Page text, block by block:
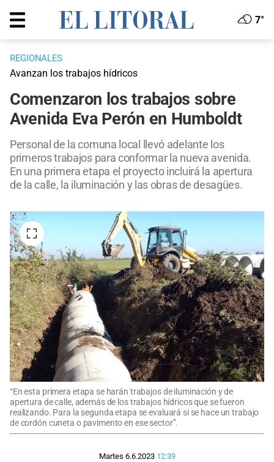
7°
REGIONALES
Avanzan los trabajos hídricos
Comenzaron los trabajos sobre
Avenida Eva Perón en Humboldt
Personal de la comuna local llevó adelante los
primeros trabajos para conformar la nueva avenida.
En una primera etapa el proyecto incluirá la apertura
de la calle, la iluminación y las obras de desagües.
“En esta primera etapa se harán trabajos de iluminación y de
apertura de calle, además de los trabajos hídricos que se fueron
realizando. Para la segunda etapa se evaluará si se hace un trabajo
de cordón cuneta o pavimento en ese sector”.
Martes 6.6.2023 12:39